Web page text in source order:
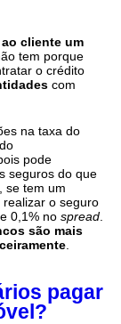
cliente um
tem porque
o crédito
com
na taxa do
pois pode
seguros do que
se tem um
realizar o seguro
0,1% no spread
são mais
pagar